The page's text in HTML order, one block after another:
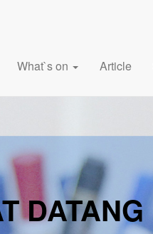
What`s on Article
DATANG